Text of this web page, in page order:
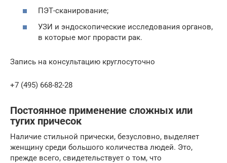
ПЭТ-сканирование;
УЗИ и эндоскопические исследования органов,
в которые мог прорасти рак.
Запись на консультацию круглосуточно
+7 (495) 668-82-28
Постоянное применение сложных или
тугих причесок
Наличие стильной прически, безусловно, выделяет
женщину среди большого количества людей. Это,
прежде всего, свидетельствует о том, что